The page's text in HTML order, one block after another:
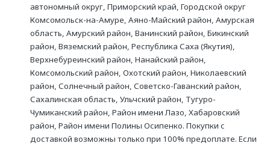
автономный округ, Приморский край, Городской округ
Комсомольск-на-Амуре, Аяно-Майский район, Амурская
область, Амурский район, Ванинский район, Бикинский
район, Вяземский район, Республика Саха (Якутия),
Верхнебуреинский район, Нанайский район,
Комсомольский район, Охотский район, Николаевский
район, Солнечный район, Советско-Гаванский район,
Сахалинская область, Ульчский район, Тугуро-
Чумиканский район, Район имени Лазо, Хабаровский
район, Район имени Полины Осипенко. Покупки с
доставкой возможны только при 100% предоплате. Если